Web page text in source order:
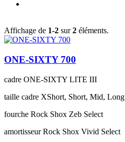
Affichage de 1-2 sur2 éléments.
ONE-SIXTY 700
cadre ONE-SIXTY LITE III
taille cadre XShort, Short, Mid, Long
fourche Rock Shox Zeb Select
amortisseur Rock Shox Vivid Select